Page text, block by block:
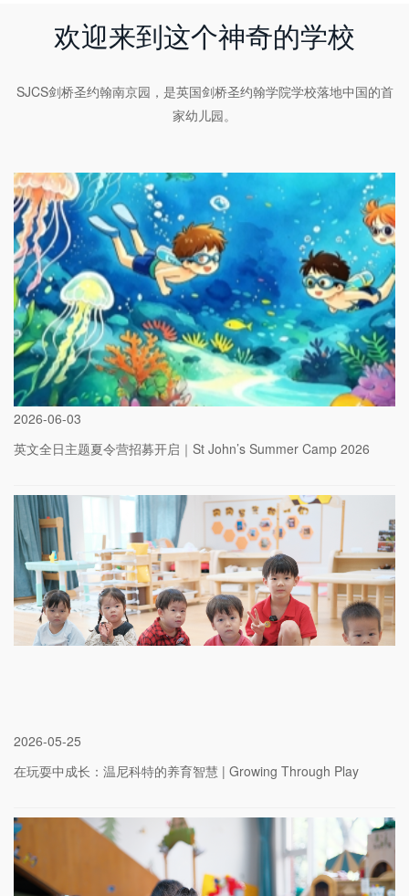
欢迎来到这个神奇的学校
SJCS剑桥圣约翰南京园，是英国剑桥圣约翰学院学校落地中国的首
家幼儿园。
2026-06-03
英文全日主题夏令营招募开启｜St John’s Summer Camp 2026
2026-05-25
在玩耍中成长：温尼科特的养育智慧 | Growing Through Play